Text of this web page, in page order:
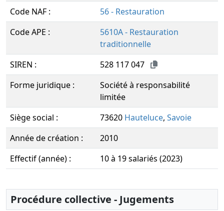
Code NAF :
56 - Restauration
Code APE :
5610A - Restauration
traditionnelle
SIREN :
528 117 047
Forme juridique :
Société à responsabilité
limitée
Siège social :
73620 Hauteluce, Savoie
Année de création :
2010
Effectif (année) :
10 à 19 salariés (2023)
Procédure collective - Jugements